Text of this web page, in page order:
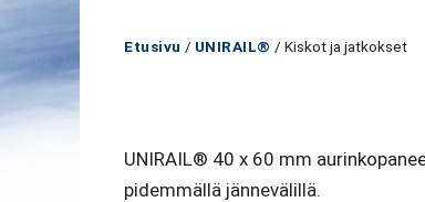
Etusivu / UNIRAIL® / Kiskot ja jatkokset
UNIRAIL® 40 x 60 mm
pidemmällä jännevälillä.